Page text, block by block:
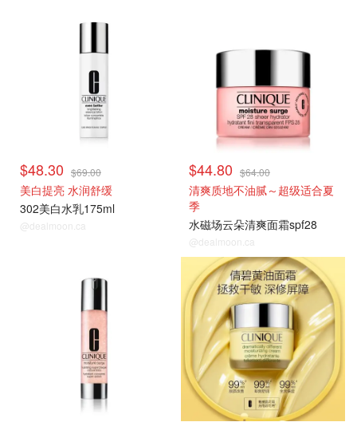
$48.30 $69.00
美白提亮 水润舒缓
302美白水乳175ml
@dealmoon.ca
$44.80 $64.00
清爽质地不油腻～超级适合夏
季
水磁场云朵清爽面霜spf28
@dealmoon.ca
热卖推荐